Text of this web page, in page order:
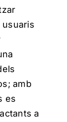
amb
es
a